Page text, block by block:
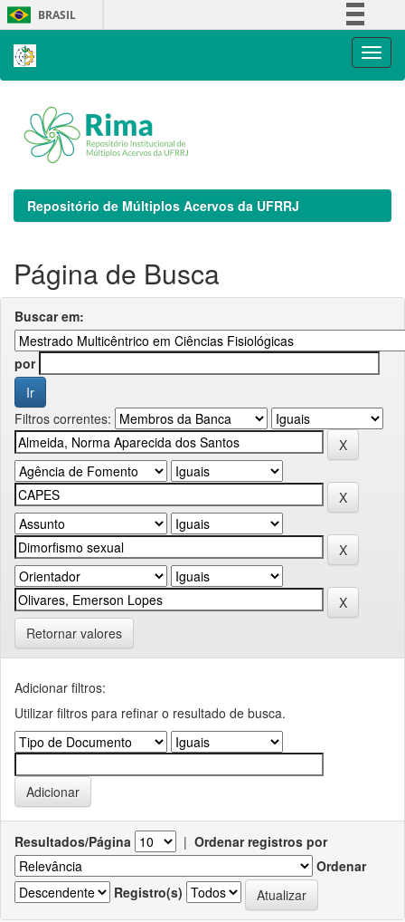
Skip
navigation
BRASIL
Repositório de Múltiplos Acervos da UFRRJ
Página de Busca
Buscar em:
por
Filtros correntes:
Retornar valores
Adicionar filtros:
Utilizar filtros para refinar o resultado de busca.
Resultados/Página | Ordenar registros por
Ordenar
Registro(s)